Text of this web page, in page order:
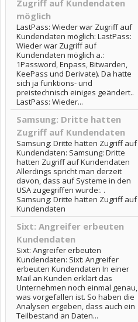
Zugriff auf Kundendaten
möglich
LastPass: Wieder war Zugriff auf
Kundendaten möglich: LastPass:
Wieder war Zugriff auf
Kundendaten möglich a.:
1Password, Enpass, Bitwarden,
KeePass und Derivate). Da hatte
sich ja funktions- und
preistechnisch einiges geändert..
LastPass: Wieder...
Samsung: Dritte hatten
Zugriff auf Kundendaten
Samsung: Dritte hatten Zugriff auf
Kundendaten: Samsung: Dritte
hatten Zugriff auf Kundendaten
Allerdings spricht man derzeit
davon, dass auf Systeme in den
USA zugegriffen wurde:. .
Samsung: Dritte hatten Zugriff auf
Kundendaten
Sixt: Angreifer erbeuten
Kundendaten
Sixt: Angreifer erbeuten
Kundendaten: Sixt: Angreifer
erbeuten Kundendaten In einer
Mail an Kunden erklärt das
Unternehmen noch einmal genau,
was vorgefallen ist. So haben die
Analysen ergeben, dass auch ein
Teilbestand an Daten...